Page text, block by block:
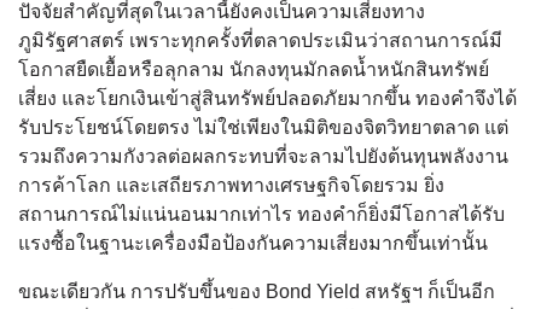
ปัจจัยสำคัญที่สุดในเวลานี้ยังคงเป็นความเสี่ยงทาง
ภูมิรัฐศาสตร์ เพราะทุกครั้งที่ตลาดประเมินว่าสถานการณ์มี
โอกาสยืดเยื้อหรือลุกลาม นักลงทุนมักลดน้ำหนักสินทรัพย์
เสี่ยง และโยกเงินเข้าสู่สินทรัพย์ปลอดภัยมากขึ้น ทองคำจึงได้
รับประโยชน์โดยตรง ไม่ใช่เพียงในมิติของจิตวิทยาตลาด แต่
รวมถึงความกังวลต่อผลกระทบที่จะลามไปยังต้นทุนพลังงาน
การค้าโลก และเสถียรภาพทางเศรษฐกิจโดยรวม ยิ่ง
สถานการณ์ไม่แน่นอนมากเท่าไร ทองคำก็ยิ่งมีโอกาสได้รับ
แรงซื้อในฐานะเครื่องมือป้องกันความเสี่ยงมากขึ้นเท่านั้น
ขณะเดียวกัน การปรับขึ้นของ Bond Yield สหรัฐฯ ก็เป็นอีก